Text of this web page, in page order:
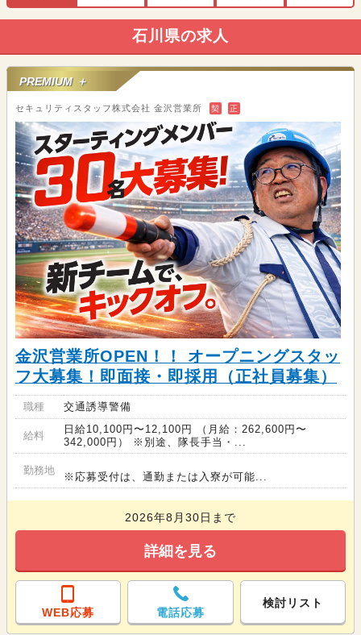
石川県の求人
PREMIUM ＋
セキュリティスタッフ株式会社 金沢営業所 契 正
金沢営業所OPEN！！ オープニングスタッ
フ大募集！即面接・即採用（正社員募集）
職種 交通誘導警備
給料
日給10,100円〜12,100円 （月給：262,600円〜
342,000円） ※別途、隊長手当・...
勤務地
※応募受付は、通勤または入寮が可能...
2026年8月30日まで
詳細を見る
WEB応募 電話応募
検討リスト